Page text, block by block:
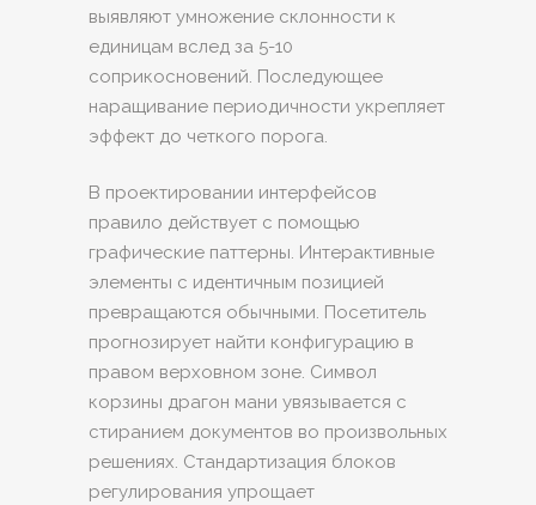
выявляют умножение склонности к
единицам вслед за 5-10
соприкосновений. Последующее
наращивание периодичности укрепляет
эффект до четкого порога.
В проектировании интерфейсов
правило действует с помощью
графические паттерны. Интерактивные
элементы с идентичным позицией
превращаются обычными. Посетитель
прогнозирует найти конфигурацию в
правом верховном зоне. Символ
корзины драгон мани увязывается с
стиранием документов во произвольных
решениях. Стандартизация блоков
регулирования упрощает